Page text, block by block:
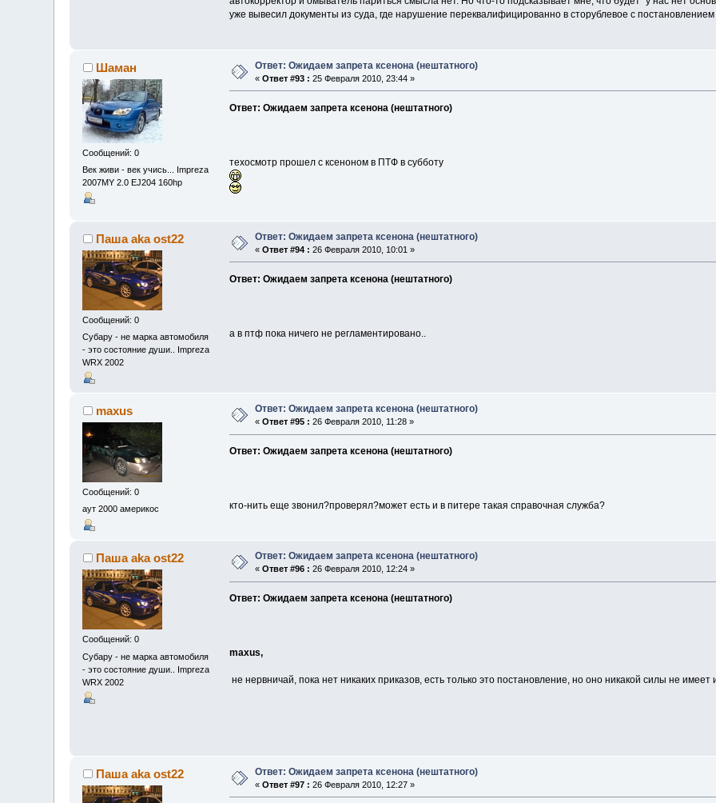
уже вывесил документы из суда, где нарушение переквалифицированно в сторублевое с
Шаман
Сообщений: 0
Век живи - век учись... Impreza
2007MY 2.0 EJ204 160hp
Ответ: Ожидаем запрета ксенона (нештатного)
«Ответ #93 : 25 Февраля 2010, 23:44 »
Ответ: Ожидаем запрета ксенона (нештатного)
техосмотр прошел с ксеноном в ПТФ в субботу
Паша aka ost22
Сообщений: 0
Субару - не марка автомобиля
- это состояние души.. Impreza
WRX 2002
Ответ: Ожидаем запрета ксенона (нештатного)
«Ответ #94 : 26 Февраля 2010, 10:01 »
Ответ: Ожидаем запрета ксенона (нештатного)
а в птф пока ничего не регламентировано..
maxus
Сообщений: 0
аут 2000 америкос
Ответ: Ожидаем запрета ксенона (нештатного)
«Ответ #95 : 26 Февраля 2010, 11:28 »
Ответ: Ожидаем запрета ксенона (нештатного)
кто-нить еще звонил?проверял?может есть и в питере такая справочная служба?
Паша aka ost22
Сообщений: 0
Субару - не марка автомобиля
- это состояние души.. Impreza
WRX 2002
Ответ: Ожидаем запрета ксенона (нештатного)
«Ответ #96 : 26 Февраля 2010, 12:24 »
Ответ: Ожидаем запрета ксенона (нештатного)
maxus,
не нервничай, пока нет никаких приказов, есть только это постановление, но оно никакой силы не
Паша aka ost22 Ответ: Ожидаем запрета ксенона (нештатного)
«Ответ #97 : 26 Февраля 2010, 12:27 »